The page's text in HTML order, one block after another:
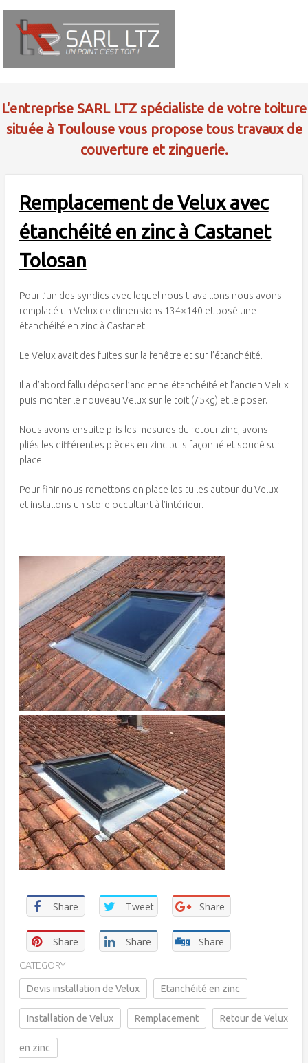
L'entreprise SARL LTZ spécialiste de votre toiture
située à Toulouse vous propose tous travaux de
couverture et zinguerie.
Remplacement de Velux avec
étanchéité en zinc à Castanet
Tolosan
Pour l’un des syndics avec lequel nous travaillons nous avons
remplacé un Velux de dimensions 134×140 et posé une
étanchéité en zinc à Castanet.
Le Velux avait des fuites sur la fenêtre et sur l’étanchéité.
Il a d’abord fallu déposer l’ancienne étanchéité et l’ancien Velux
puis monter le nouveau Velux sur le toit (75kg) et le poser.
Nous avons ensuite pris les mesures du retour zinc, avons
pliés les différentes pièces en zinc puis façonné et soudé sur
place.
Pour finir nous remettons en place les tuiles autour du Velux
et installons un store occultant à l’intérieur.
Share Tweet Share
Share Share Share
CATEGORY
Devis installation de Velux Etanchéité en zinc
Installation de Velux Remplacement Retour de Velux
en zinc